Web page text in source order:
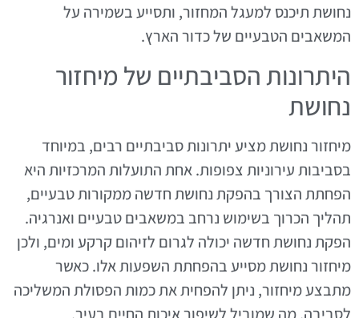
נחושת תיכנס למעגל המחזור, ותסייע בשמירה על
המשאבים הטבעיים של כדור הארץ.
היתרונות הסביבתיים של מיחזור
נחושת
מיחזור נחושת מציע יתרונות סביבתיים רבים, במיוחד
בסביבות עירוניות צפופות. אחת התועלות המרכזיות היא
הפחתת הצורך בהפקת נחושת חדשה ממקורות טבעיים,
תהליך הכרוך בשימוש נרחב במשאבים טבעיים ואנרגיה.
הפקת נחושת חדשה יכולה לגרום לזיהום קרקע ומים, ולכן
מיחזור נחושת מסייע בהפחתת השפעות אלו. כאשר
מתבצע מיחזור, ניתן להפחית את כמות הפסולת המשליכה
לסביבה, מה שמוביל לשיפור איכות החיים בעיר.